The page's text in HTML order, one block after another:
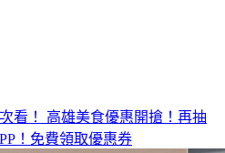
看！ 高雄美食優惠開搶！再抽
！免費領取優惠券